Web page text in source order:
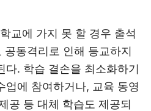
교에 가지 못 할 경우 출석
동격리로 인해 등교하지
다. 학습 결손을 최소화하기
업에 참여하거나, 교육 동영
공 등 대체 학습도 제공되